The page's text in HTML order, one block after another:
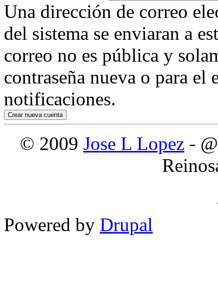
Una dirección de correo
del sistema se enviaran a
correo no es pública y
contraseña nueva o para
notificaciones.
© 2009 Jose L Lopez -
Powered by Drupal